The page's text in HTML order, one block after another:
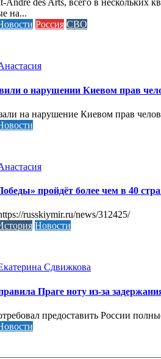
André des Arts, всего в нескольких
на...
Россия СВО
о нарушении Киевом прав
на нарушение Киевом прав
пройдёт более чем в 40
russkiymir.ru/news/312425/
Новости
Сдвижкова
Праге ноту из-за
предоставить России